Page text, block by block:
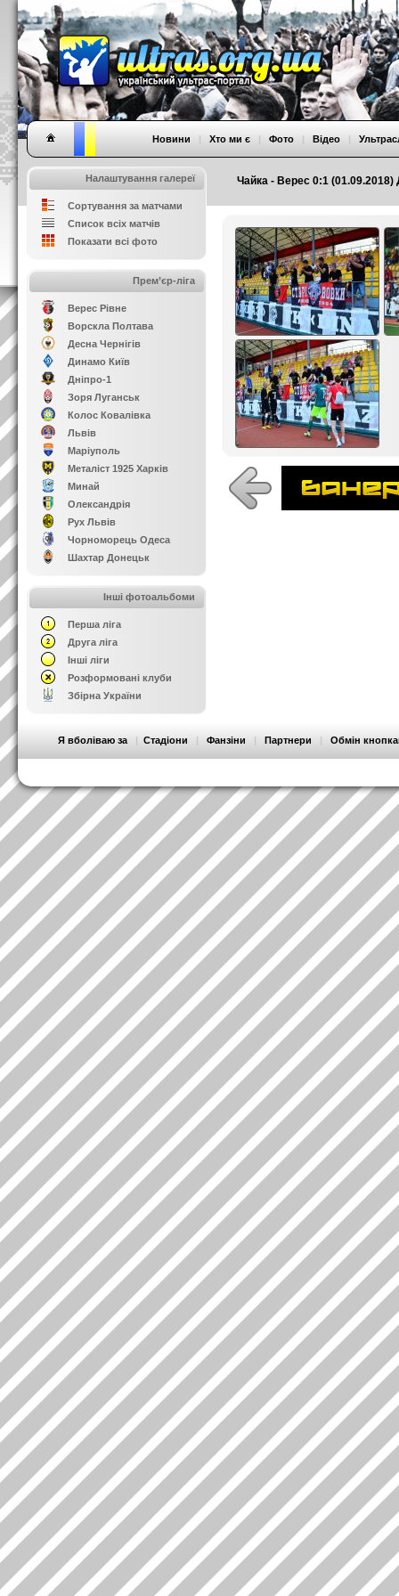
Чайка - Верес 0:1 (01.09.2018)
Новини | Хто ми є | Фото | Відео |
Налаштування галереї
Сортування за матчами
Список всіх матчів
Показати всі фото
Прем’єр-ліга
Верес Рівне
Ворскла Полтава
Десна Чернігів
Динамо Київ
Дніпро-1
Зоря Луганськ
Колос Ковалівка
Львів
Маріуполь
Металіст 1925 Харків
Минай
Олександрія
Рух Львів
Чорноморець Одеса
Шахтар Донецьк
Інші фотоальбоми
Перша ліга
Друга ліга
Інші ліги
Розформовані клуби
Збірна України
Я вболіваю за | Стадіони | Фанзіни | Партнери | Обмін